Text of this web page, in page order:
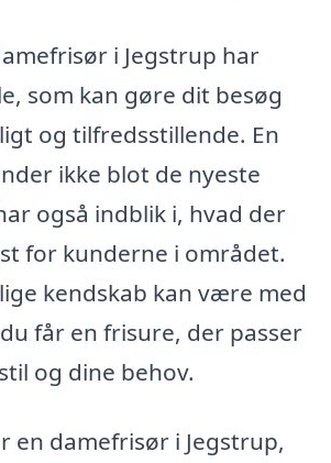
i Jegstrup har
som kan gøre dit besøg
og tilfredsstillende. En
ikke blot de nyeste
også indblik i, hvad der
for kunderne i området.
kendskab kan være med
får en frisure, der passer
og dine behov.
en damefrisør i Jegstrup,